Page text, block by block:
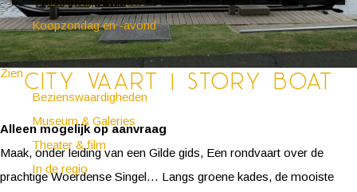
Koopzondag en -avond
Zien
Bezienswaardigheden
Museum & Galeries
Theater & film
In de regio
City Vaart | Story Boat
Alleen mogelijk op aanvraag
Maak, onder leiding van een Gilde gids, Een rondvaart over de
prachtige Woerdense Singel… Langs groene kades, de mooiste